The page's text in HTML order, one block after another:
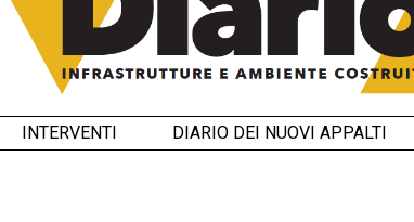
INTERVENTI DIARIO DEI NUOVI APPALTI